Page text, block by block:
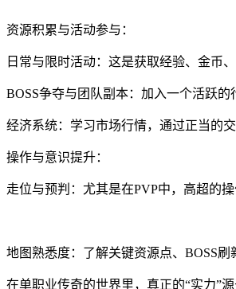
资源积累与活动参与：
日常与限时活动：这是获取经验、金币
BOSS争夺与团队副本：加入一个活跃的
经济系统：学习市场行情，通过正当的
操作与意识提升：
走位与预判：尤其是在PVP中，高超的
地图熟悉度：了解关键资源点、BOSS刷
在单职业传奇的世界里，真正的“实力”